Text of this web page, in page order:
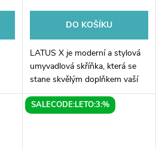
DO KOŠÍKU
LATUS X je moderní a stylová
umyvadlová skříňka, která se
stane skvělým doplňkem vaší
koupelny. Díky rozměrům
39,4x50x22cm se skříňka
SALECODE:LETO:3:%